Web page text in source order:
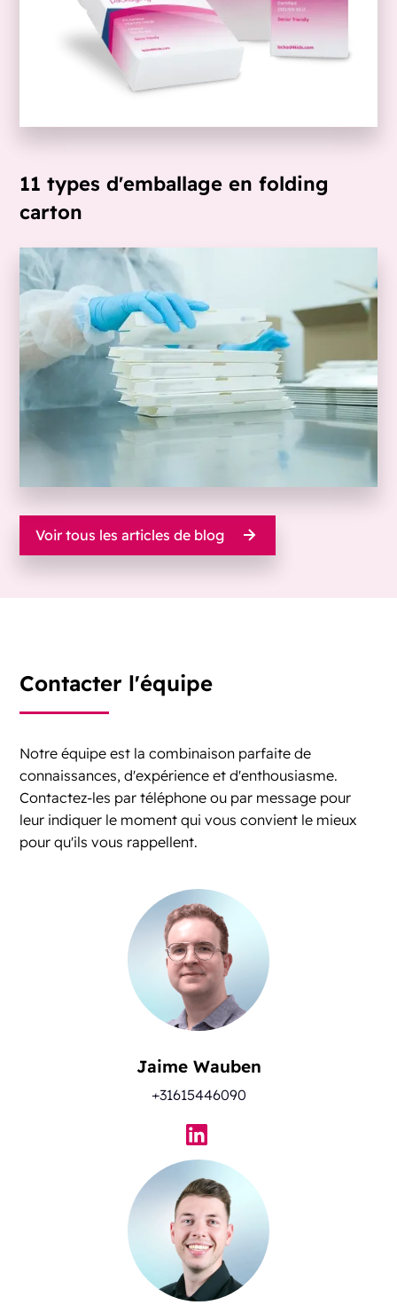
11 types d'emballage en folding
carton
Voir tous les articles de blog
Contacter l'équipe
Notre équipe est la combinaison parfaite de
connaissances, d'expérience et d'enthousiasme.
Contactez-les par téléphone ou par message pour
leur indiquer le moment qui vous convient le mieux
pour qu'ils vous rappellent.
Jaime Wauben
+31615446090